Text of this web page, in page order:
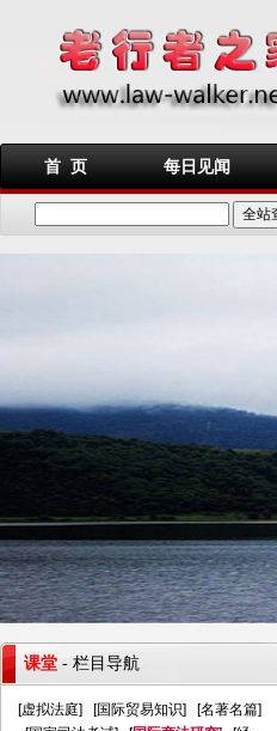
首 页 每日见闻
课堂 - 栏目导航
[虚拟法庭] [国际贸易知识] [名著名篇]